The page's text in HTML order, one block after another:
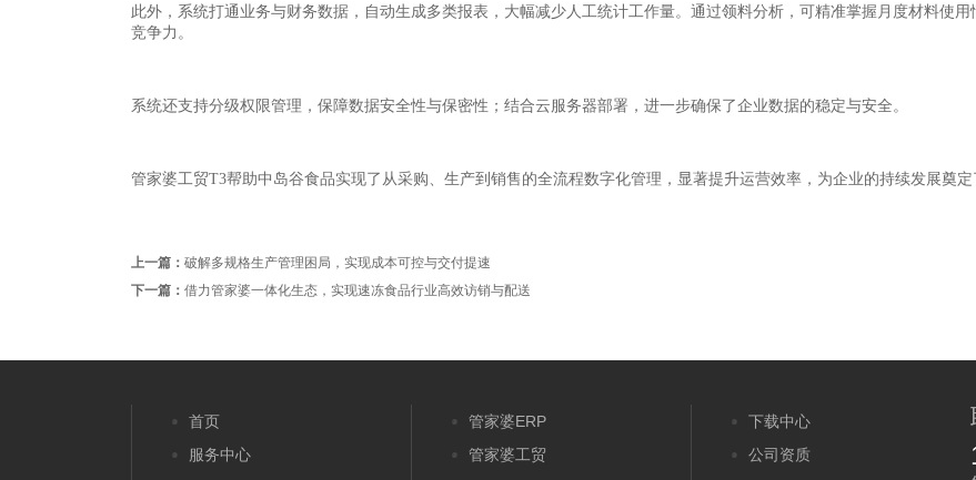
此外，系统打通业务与财务数据，自动生成多类报表，大幅减少人工统计工作量。通过领料分析，可精准掌握月度材料使
竞争力。
系统还支持分级权限管理，保障数据安全性与保密性；结合云服务器部署，进一步确保了企业数据的稳定与安全。
管家婆工贸T3帮助中岛谷食品实现了从采购、生产到销售的全流程数字化管理，显著提升运营效率，为企业的持续发展奠定
上一篇： 破解多规格生产管理困局，实现成本可控与交付提速
下一篇： 借力管家婆一体化生态，实现速冻食品行业高效访销与配送
首页
服务中心
管家婆ERP
管家婆工贸
下载中心
公司资质